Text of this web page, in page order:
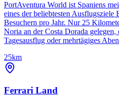
PortAventura World ist Spaniens
eines der beliebtesten
Besuchern pro Jahr. Nur 25
Noria an der Costa Dorada gelegen,
Tagesausflug oder mehrtägiges
25km
Ferrari Land